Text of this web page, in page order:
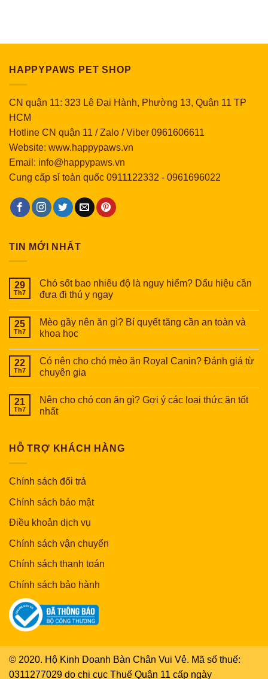
HAPPYPAWS PET SHOP
CN quận 11: 323 Lê Đại Hành, Phường 13, Quận 11 TP
HCM
Hotline CN quận 11 / Zalo / Viber 0961606611
Website: www.happypaws.vn
Email: info@happypaws.vn
Cung cấp sỉ toàn quốc 0911122332 - 0961696022
TIN MỚI NHẤT
29
Th7
Chó sốt bao nhiêu độ là nguy hiểm? Dấu hiệu cần
đưa đi thú y ngay
25
Th7
Mèo gầy nên ăn gì? Bí quyết tăng cần an toàn và
khoa học
22
Th7
Có nên cho chó mèo ăn Royal Canin? Đánh giá từ
chuyên gia
21
Th7
Nên cho chó con ăn gì? Gợi ý các loại thức ăn tốt
nhất
HỖ TRỢ KHÁCH HÀNG
Chính sách đổi trả
Chính sách bảo mật
Điều khoản dịch vụ
Chính sách vận chuyển
Chính sách thanh toán
Chính sách bảo hành
© 2020. Hộ Kinh Doanh Bàn Chân Vui Vẻ. Mã số thuế:
0311277029 do chi cục Thuế Quận 11 cấp ngày